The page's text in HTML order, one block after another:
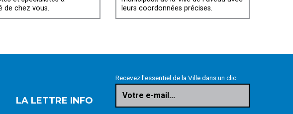
de chez vous.
leurs coordonnées précises.
LA LETTRE INFO
Recevez l'essentiel de la Ville dans un clic
Votre e-mail...